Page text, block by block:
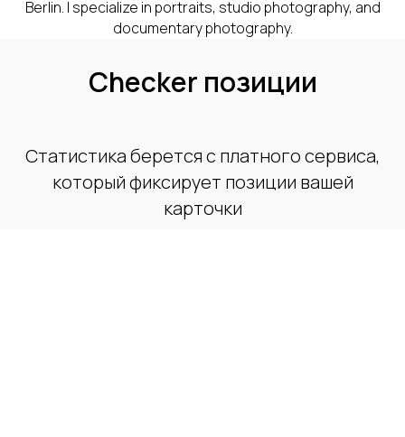
Berlin. I specialize in portraits, studio photography, and
documentary photography.
Checker позиции
Статистика берется с платного сервиса,
который фиксирует позиции вашей
карточки